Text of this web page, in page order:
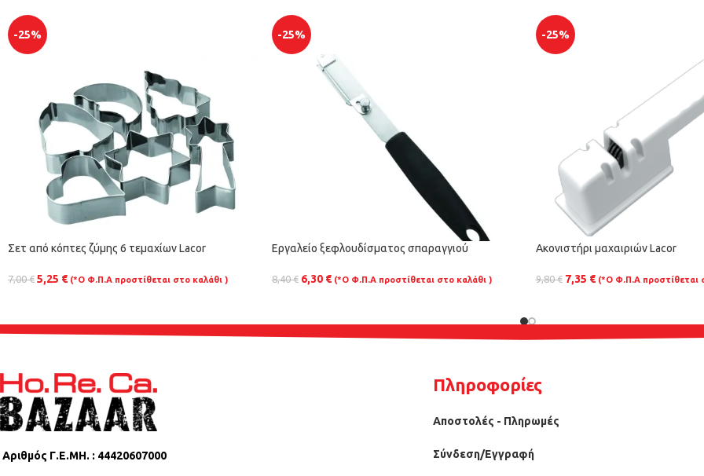
-25%
Σετ από κόπτες ζύμης 6 τεμαχίων Lacor
7,00€ 5,25 € (*Ο Φ.Π.Α προστίθεται στο καλάθι )
-25%
Εργαλείο ξεφλουδίσματος σπαραγγιού
8,40€ 6,30 € (*Ο Φ.Π.Α προστίθεται στο καλάθι )
-25%
Ακονιστήρι μαχαιριών Lacor
9,80€ 7,35 € (*Ο Φ.Π.Α προστίθεται
Αριθμός Γ.Ε.ΜΗ. : 44420607000
Πληροφορίες
Αποστολές - Πληρωμές
Σύνδεση/Εγγραφή